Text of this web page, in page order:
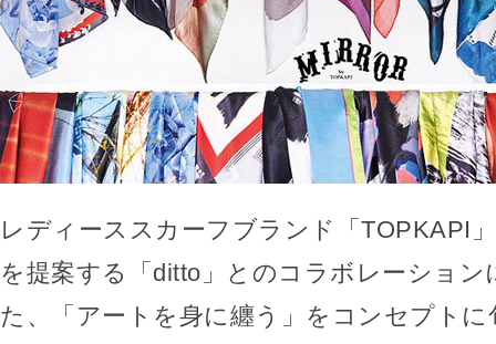
レディーススカーフブランド「TOPKAPI
を提案する「ditto」とのコラボレーション
た、「アートを身に纏う」をコンセプト